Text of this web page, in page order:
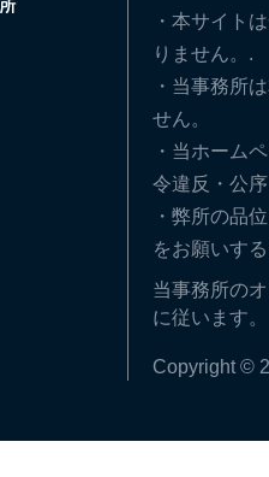
・本サイト
りません。.
・当事務所
せん。
・当ホーム
令違反・公
・弊所の品
をお願いす
当事務所の
に従います。
Copyright ©